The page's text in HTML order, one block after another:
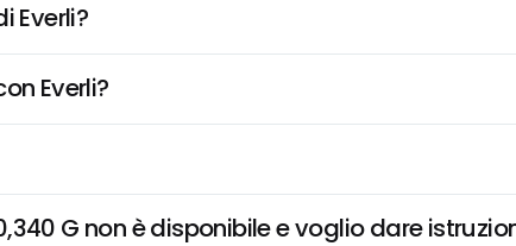
Everli?
Everli?
G non è disponibile e voglio dare